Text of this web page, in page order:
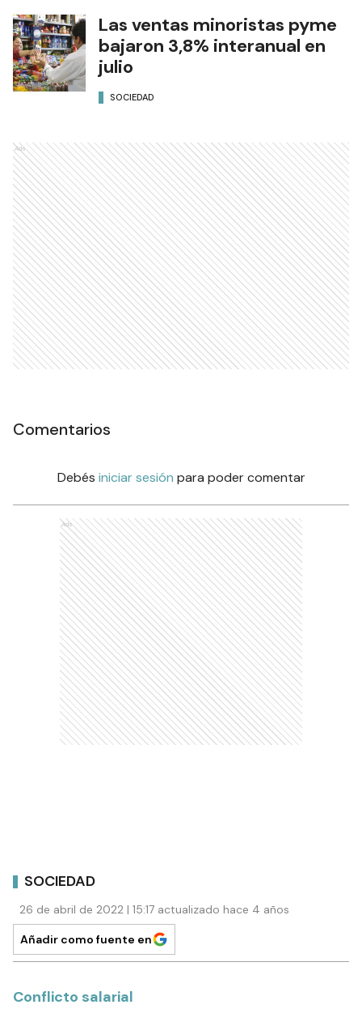
Las ventas minoristas pyme
bajaron 3,8% interanual en
julio
SOCIEDAD
Ads
Comentarios
Debés iniciar sesión para poder comentar
Ads
SOCIEDAD
26 de abril de 2022 | 15:17 actualizado hace 4 años
Añadir como fuente en
Conflicto salarial